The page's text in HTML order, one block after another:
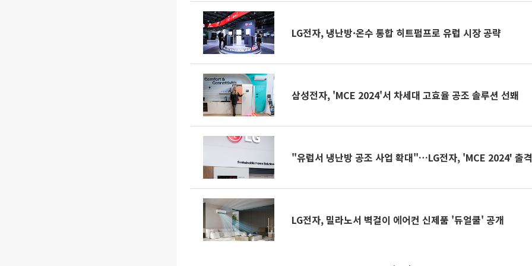
LG전자, 냉난방·온수 통합 히트펌프로 유럽 시장 공략
삼성전자, 'MCE 2024'서 차세대 고효율 공조 솔루션 선봬
"유럽서 냉난방 공조 사업 확대"…LG전자, 'MCE 2024' 출
LG전자, 밀라노서 벽걸이 에어컨 신제품 '듀얼쿨' 공개